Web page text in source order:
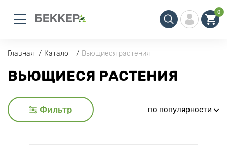
0
Главная Каталог Вьющиеся растения
ВЬЮЩИЕСЯ РАСТЕНИЯ
Фильтр по популярности